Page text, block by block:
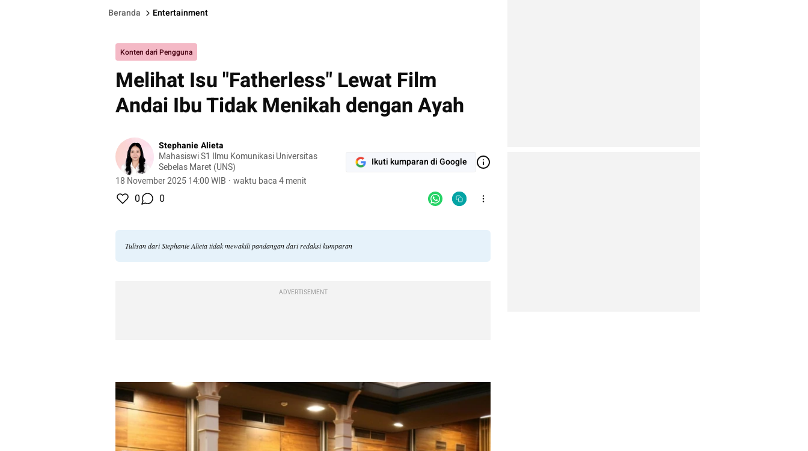
Beranda Entertainment
Konten dari Pengguna
Melihat Isu "Fatherless" Lewat Film
Andai Ibu Tidak Menikah dengan Ayah
Stephanie Alieta
Mahasiswi S1 Ilmu Komunikasi Universitas
Sebelas Maret (UNS)
18 November 2025 14:00 WIB · waktu baca 4 menit
Ikuti kumparan di Google
0 0
Tulisan dari Stephanie Alieta tidak mewakili pandangan dari redaksi kumparan
ADVERTISEMENT